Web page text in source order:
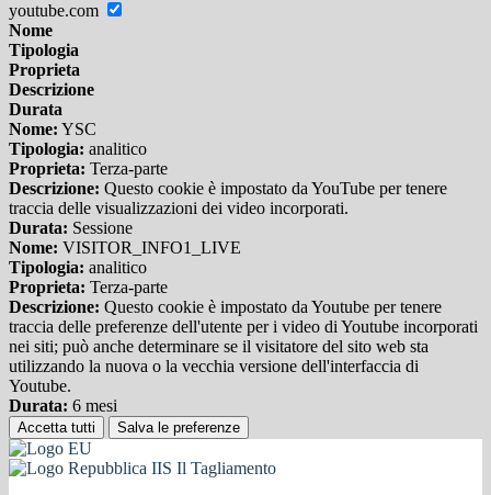
youtube.com
Nome
Tipologia
Proprieta
Descrizione
Durata
Nome: YSC
Tipologia: analitico
Proprieta: Terza-parte
Descrizione: Questo cookie è impostato da YouTube per tenere
traccia delle visualizzazioni dei video incorporati.
Durata: Sessione
Nome: VISITOR_INFO1_LIVE
Tipologia: analitico
Proprieta: Terza-parte
Descrizione: Questo cookie è impostato da Youtube per tenere
traccia delle preferenze dell'utente per i video di Youtube incorporati
nei siti; può anche determinare se il visitatore del sito web sta
utilizzando la nuova o la vecchia versione dell'interfaccia di
Youtube.
Durata: 6 mesi
Accetta tutti Salva le preferenze
IIS Il Tagliamento